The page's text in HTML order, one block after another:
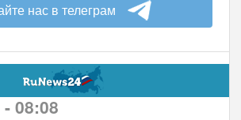
нас в телеграм
08:08